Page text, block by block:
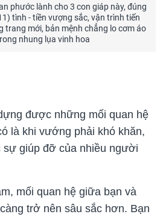
phước lành cho 3 con giáp này, đúng
tình - tiền vượng sắc, vận trình tiến
trang mới, bản mệnh chẳng lo cơm áo
nhung lụa vinh hoa
được những mối quan hệ
là khi vướng phải khó khăn,
sự giúp đỡ của nhiều người
mối quan hệ giữa bạn và
trở nên sâu sắc hơn. Bạn